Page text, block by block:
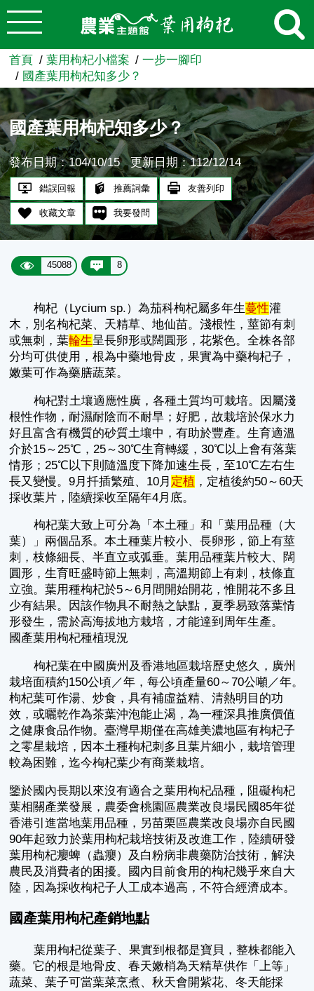
跳到主要內容
農業知識入口網
首頁 葉用枸杞小檔案
一步一腳印
國產葉用枸杞知多少？
國產葉用枸杞知多少？
發布日期：104/10/15 更新日期：112/12/14
錯誤回報 推薦詞彙 友善列印
收藏文章 我要發問
45088 8
枸杞（Lycium sp.）為茄科枸杞屬多年生蔓性灌
木，別名枸杞菜、天精草、地仙苗。淺根性，莖節有刺
或無刺，葉輪生呈長卵形或闊圓形，花紫色。全株各部
分均可供使用，根為中藥地骨皮，果實為中藥枸杞子，
嫩葉可作為藥膳蔬菜。
枸杞對土壤適應性廣，各種土質均可栽培。因屬淺
根性作物，耐濕耐陰而不耐旱；好肥，故栽培於保水力
好且富含有機質的砂質土壤中，有助於豐產。生育適溫
介於15～25℃，25～30℃生育轉緩，30℃以上會有落葉
情形；25℃以下則隨溫度下降加速生長，至10℃左右生
長又變慢。9月扦插繁殖、10月 定植 ，定植後約50～60天
採收葉片，陸續採收至隔年4月底。
枸杞葉大致上可分為「本土種」和「葉用品種（大
葉）」兩個品系。本土種葉片較小、長卵形，節上有莖
刺，枝條細長、半直立或弧垂。葉用品種葉片較大、闊
圓形，生育旺盛時節上無刺，高溫期節上有刺，枝條直
立強。葉用種枸杞於5～6月間開始開花，惟開花不多且
少有結果。因該作物具不耐熱之缺點，夏季易致落葉情
形發生，需於高海拔地方栽培，才能達到周年生產。
國產葉用枸杞種植現況
枸杞葉在中國廣州及香港地區栽培歷史悠久，廣州
栽培面積約150公頃／年，每公頃產量60～70公噸／年。
枸杞葉可作湯、炒食，具有補虛益精、清熱明目的功
效，或曬乾作為茶葉沖泡能止渴，為一種深具推廣價值
之健康食品作物。臺灣早期僅在高雄美濃地區有枸杞子
之零星栽培，因本土種枸杞刺多且葉片細小，栽培管理
較為困難，迄今枸杞葉少有商業栽培。
鑒於國內長期以來沒有適合之葉用枸杞品種，阻礙枸杞
葉相關產業發展，農委會桃園區農業改良場民國85年從
香港引進當地葉用品種，另苗栗區農業改良場亦自民國
90年起致力於葉用枸杞栽培技術及改進工作，陸續研發
葉用枸杞癭蜱（蟲癭）及白粉病非農藥防治技術，解決
農民及消費者的困擾。國內目前食用的枸杞幾乎來自大
陸，因為採收枸杞子人工成本過高，不符合經濟成本。
國產葉用枸杞產銷地點
葉用枸杞從葉子、果實到根都是寶貝，整株都能入
藥。它的根是地骨皮、春天嫩梢為天精草供作「上等」
蔬菜、葉子可當葉菜烹煮、秋天會開紫花、冬天能採